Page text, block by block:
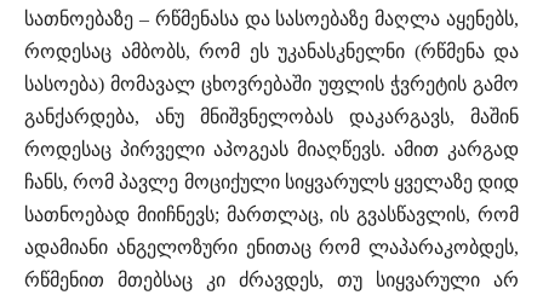
სათნოებაზე – რწმენასა და სასოებაზე მაღლა აყენებს,
როდესაც ამბობს, რომ ეს უკანასკნელნი (რწმენა და
სასოება) მომავალ ცხოვრებაში უფლის ჭვრეტის გამო
განქარდება, ანუ მნიშვნელობას დაკარგავს, მაშინ
როდესაც პირველი აპოგეას მიაღწევს. ამით კარგად
ჩანს, რომ პავლე მოციქული სიყვარულს ყველაზე დიდ
სათნოებად მიიჩნევს; მართლაც, ის გვასწავლის, რომ
ადამიანი ანგელოზური ენითაც რომ ლაპარაკობდეს,
რწმენით მთებსაც კი ძრავდეს, თუ სიყვარული არ